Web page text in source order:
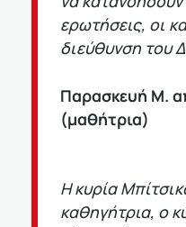
ερωτήσεις, οι
διεύθυνση του
Παρασκευή Μ.
(μαθήτρια)
Η κυρία
καθηγήτρια, ο